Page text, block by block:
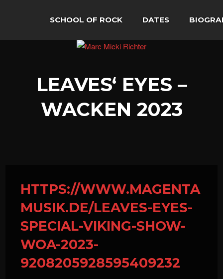
SCHOOL OF ROCK DATES
LEAVES‘ EYES –
WACKEN 2023
HTTPS://WWW.MAGENTA
MUSIK.DE/LEAVES-EYES-
SPECIAL-VIKING-SHOW-
WOA-2023-
9208205928595409232